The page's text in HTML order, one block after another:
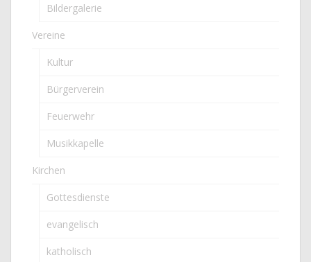
Bildergalerie
Vereine
Kultur
Bürgerverein
Feuerwehr
Musikkapelle
Kirchen
Gottesdienste
evangelisch
katholisch